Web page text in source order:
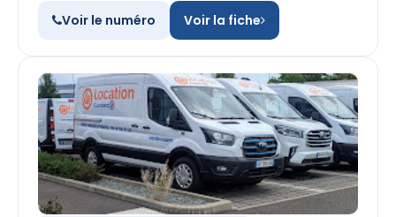
Voir le numéro Voir la fiche